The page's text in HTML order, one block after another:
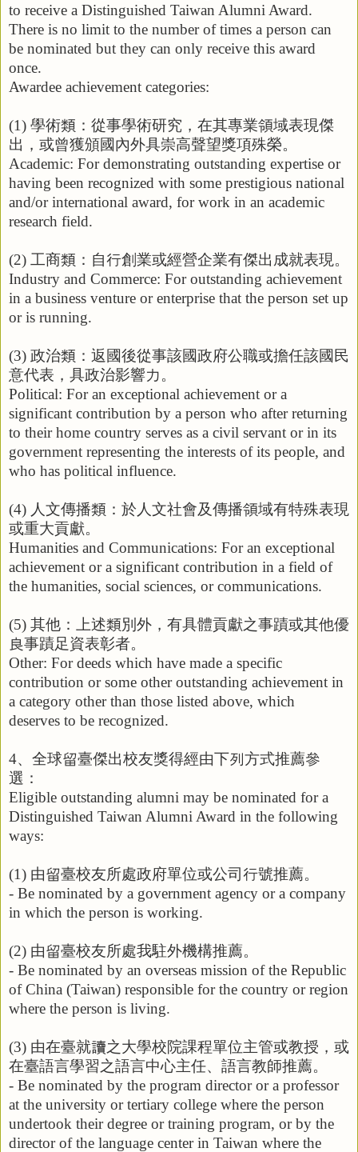
to receive a Distinguished Taiwan Alumni Award.
There is no limit to the number of times a person can
be nominated but they can only receive this award
once.
Awardee achievement categories:
(1) 學術類：從事學術研究，在其專業領域表現傑
出，或曾獲頒國內外具崇高聲望獎項殊榮。
Academic: For demonstrating outstanding expertise or
having been recognized with some prestigious national
and/or international award, for work in an academic
research field.
(2) 工商類：自行創業或經營企業有傑出成就表現。
Industry and Commerce: For outstanding achievement
in a business venture or enterprise that the person set up
or is running.
(3) 政治類：返國後從事該國政府公職或擔任該國民
意代表，具政治影響力。
Political: For an exceptional achievement or a
significant contribution by a person who after returning
to their home country serves as a civil servant or in its
government representing the interests of its people, and
who has political influence.
(4) 人文傳播類：於人文社會及傳播領域有特殊表現
或重大貢獻。
Humanities and Communications: For an exceptional
achievement or a significant contribution in a field of
the humanities, social sciences, or communications.
(5) 其他：上述類別外，有具體貢獻之事蹟或其他優
良事蹟足資表彰者。
Other: For deeds which have made a specific
contribution or some other outstanding achievement in
a category other than those listed above, which
deserves to be recognized.
4、全球留臺傑出校友獎得經由下列方式推薦參
選：
Eligible outstanding alumni may be nominated for a
Distinguished Taiwan Alumni Award in the following
ways:
(1) 由留臺校友所處政府單位或公司行號推薦。
- Be nominated by a government agency or a company
in which the person is working.
(2) 由留臺校友所處我駐外機構推薦。
- Be nominated by an overseas mission of the Republic
of China (Taiwan) responsible for the country or region
where the person is living.
(3) 由在臺就讀之大學校院課程單位主管或教授，或
在臺語言學習之語言中心主任、語言教師推薦。
- Be nominated by the program director or a professor
at the university or tertiary college where the person
undertook their degree or training program, or by the
director of the language center in Taiwan where the